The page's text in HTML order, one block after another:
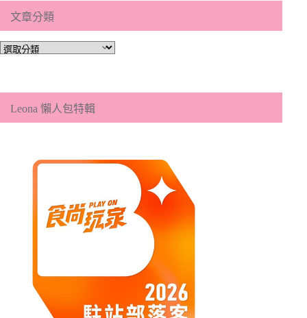
文章分類
文
類
Leona 懶人包特輯